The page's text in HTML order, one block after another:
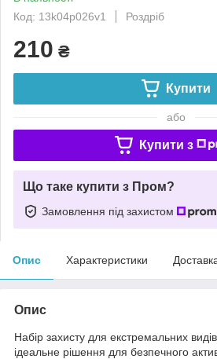
Код: 13k04p026v1
Роздріб
210 ₴
Купити
або
Купити з
Що таке купити з Пром?
Замовлення під захистом
Опис Характеристики
Опис
Набір захисту для екстремальних
ідеальне рішення для безпечного